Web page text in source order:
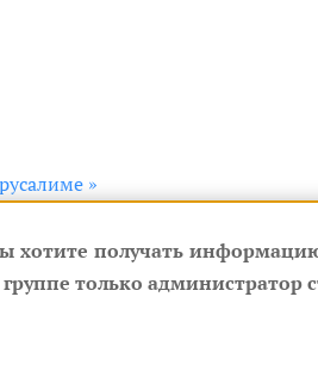
»
хотите получать
группе только